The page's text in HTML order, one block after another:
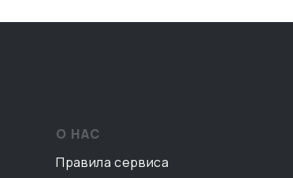
О НАС
Правила сервиса